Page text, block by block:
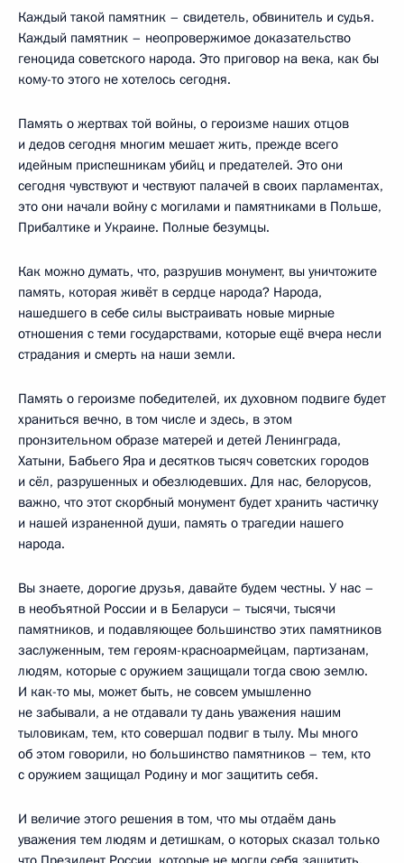
Каждый такой памятник – свидетель, обвинитель и судья.
Каждый памятник – неопровержимое доказательство
геноцида советского народа. Это приговор на века, как бы
кому-то этого не хотелось сегодня.
Память о жертвах той войны, о героизме наших отцов
и дедов сегодня многим мешает жить, прежде всего
идейным приспешникам убийц и предателей. Это они
сегодня чувствуют и чествуют палачей в своих парламентах,
это они начали войну с могилами и памятниками в Польше,
Прибалтике и Украине. Полные безумцы.
Как можно думать, что, разрушив монумент, вы уничтожите
память, которая живёт в сердце народа? Народа,
нашедшего в себе силы выстраивать новые мирные
отношения с теми государствами, которые ещё вчера несли
страдания и смерть на наши земли.
Память о героизме победителей, их духовном подвиге будет
храниться вечно, в том числе и здесь, в этом
пронзительном образе матерей и детей Ленинграда,
Хатыни, Бабьего Яра и десятков тысяч советских городов
и сёл, разрушенных и обезлюдевших. Для нас, белорусов,
важно, что этот скорбный монумент будет хранить частичку
и нашей израненной души, память о трагедии нашего
народа.
Вы знаете, дорогие друзья, давайте будем честны. У нас –
в необъятной России и в Беларуси – тысячи, тысячи
памятников, и подавляющее большинство этих памятников
заслуженным, тем героям-красноармейцам, партизанам,
людям, которые с оружием защищали тогда свою землю.
И как-то мы, может быть, не совсем умышленно
не забывали, а не отдавали ту дань уважения нашим
тыловикам, тем, кто совершал подвиг в тылу. Мы много
об этом говорили, но большинство памятников – тем, кто
с оружием защищал Родину и мог защитить себя.
И величие этого решения в том, что мы отдаём дань
уважения тем людям и детишкам, о которых сказал только